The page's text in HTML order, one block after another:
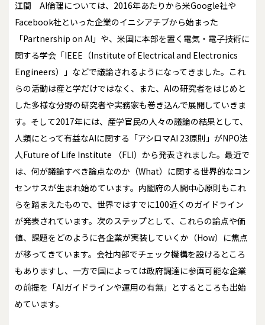
江間 AI倫理については、2016年あたりから米Google社や
Facebook社といった企業のイニシアチブから始まった
「Partnership on AI」や、米国に本部を置く電気・電子技術に
関する学会「IEEE（Institute of Electrical and Electronics
Engineers）」などで議論されるようになってきました。これ
らの活動は産と学だけではなく、また、AIの研究者をはじめと
した多様な分野の研究者や実務家も巻き込んで展開していきま
す。そして2017年には、産学官民の人々の議論の結果として、
人類にとって有益なAIに関する「アシロマAI 23原則」がNPO法
人Future of Life Institute （FLI）から発表されました。最近で
は、何が議論すべき論点なのか（What）に関する世界的なコン
センサスが生まれ始めています。内閣府の人間中心原則もこれ
らを踏まえたもので、世界ではすでに100近くのガイドライン
が発表されています。次のステップとして、これらの論点や価
値、課題をどのように各企業が実装していくか（How）に焦点
が移ってきています。会社内部でチェック機構を設けるところ
もありますし、一方で国によっては政府調達に参画可能な企業
の前提を「AIガイドラインや運用の有無」とするところも出始
めています。